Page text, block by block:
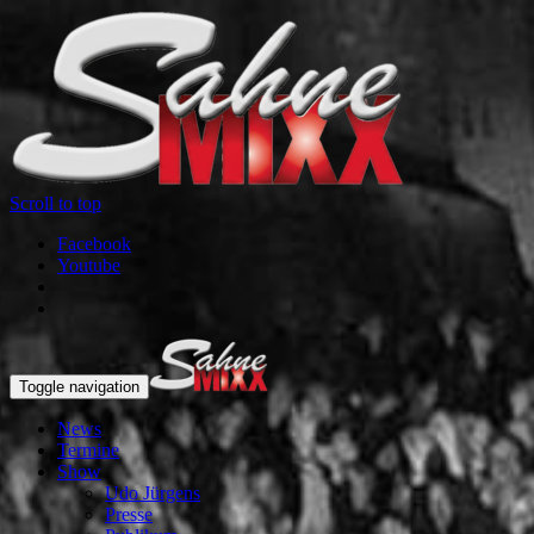
Scroll to top
Facebook
Youtube
Toggle navigation
News
Termine
Show
Udo Jürgens
Presse